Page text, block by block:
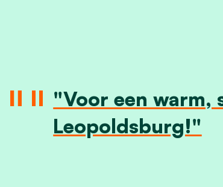
"Voor een warm,
Leopoldsburg!"